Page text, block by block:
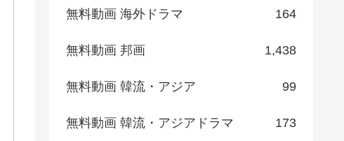
無料動画 海外ドラマ 164
無料動画 邦画 1,438
無料動画 韓流・アジア 99
無料動画 韓流・アジアドラマ 173